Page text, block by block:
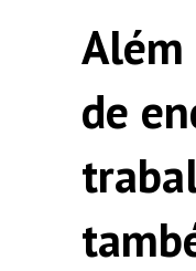
Além
de